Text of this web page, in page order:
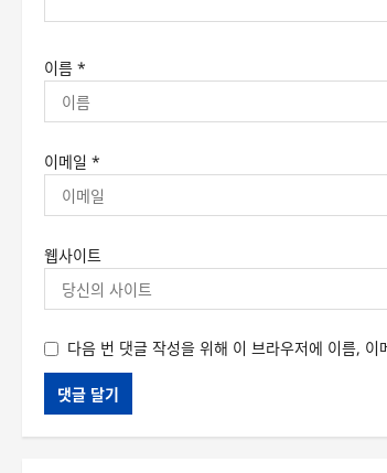
이름 *
이메일 *
웹사이트
다음 번 댓글 작성을 위해 이 브라우저에 이름,